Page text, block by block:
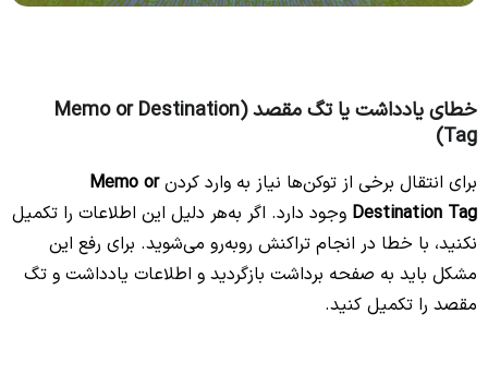
خطای یادداشت یا تگ مقصد (Memo or Destination
Tag)
برای انتقال برخی از توکن‌ها نیاز به وارد کردنMemo or
Destination Tag وجود دارد. اگر به‌هر دلیل این اطلاعات را تکمیل
نکنید، با خطا در انجام تراکنش روبه‌رو می‌شوید. برای رفع این
مشکل باید به صفحه برداشت بازگردید و اطلاعات یادداشت و تگ
مقصد را تکمیل کنید.